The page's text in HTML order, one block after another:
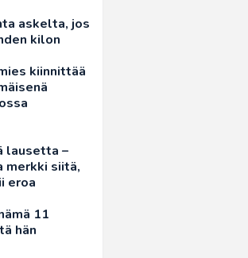
askelta, jos
kilon
kiinnittää
lausetta –
merkki siitä,
eroa
11
hän